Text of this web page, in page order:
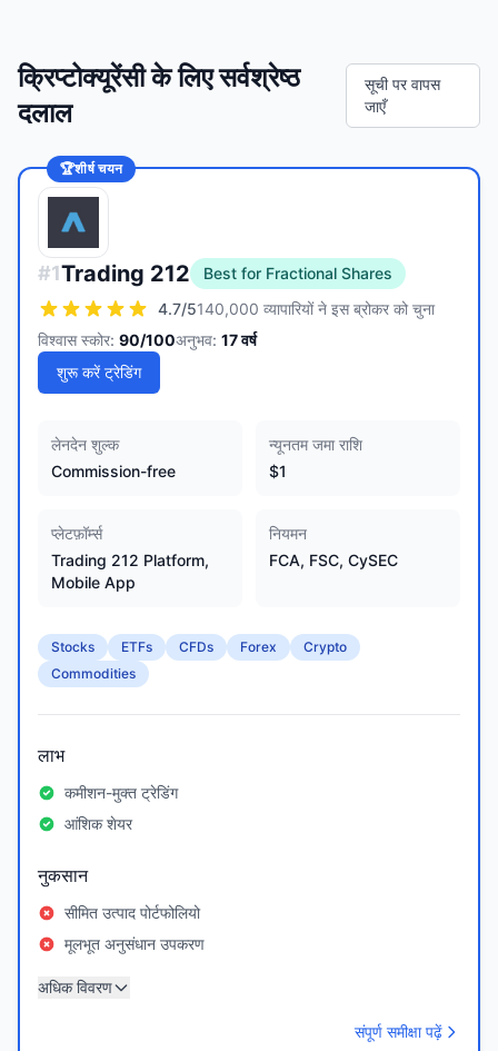
क्रिप्टोक्यूरेंसी के लिए सर्वश्रेष्ठ
दलाल
सूची पर वापस
जाएँ
🏆शीर्ष चयन
#1Trading 212
Best for Fractional Shares
4.7/5140,000 व्यापारियों ने इस ब्रोकर को चुना
विश्वास स्कोर: 90/100अनुभव: 17वर्ष
शुरू करें ट्रेडिंग
लेनदेन शुल्क
Commission-free
न्यूनतम जमा राशि
$1
प्लेटफ़ॉर्म्स
Trading 212 Platform,
Mobile App
नियमन
FCA, FSC, CySEC
Stocks ETFs CFDs Forex
Crypto
Commodities
लाभ
कमीशन-मुक्त ट्रेडिंग
आंशिक शेयर
नुकसान
सीमित उत्पाद पोर्टफोलियो
मूलभूत अनुसंधान उपकरण
अधिक विवरण
संपूर्ण समीक्षा पढ़ें